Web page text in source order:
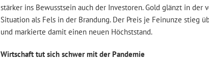
stärker ins Bewusstsein auch der Investoren. Gold glänzt in der
Situation als Fels in der Brandung. Der Preis je Feinunze stieg
und markierte damit einen neuen Höchststand.
Wirtschaft tut sich schwer mit der Pandemie